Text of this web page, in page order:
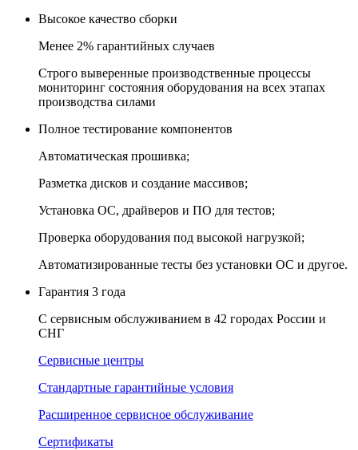
Высокое качество сборки
Менее 2% гарантийных случаев
Строго выверенные производственные процессы
мониторинг состояния оборудования на всех этапах
производства силами
Полное тестирование компонентов
Автоматическая прошивка;
Разметка дисков и создание массивов;
Установка ОС, драйверов и ПО для тестов;
Проверка оборудования под высокой нагрузкой;
Автоматизированные тесты без установки ОС и другое.
Гарантия 3 года
С сервисным обслуживанием в 42 городах России и
СНГ
Сервисные центры
Стандартные гарантийные условия
Расширенное сервисное обслуживание
Сертификаты